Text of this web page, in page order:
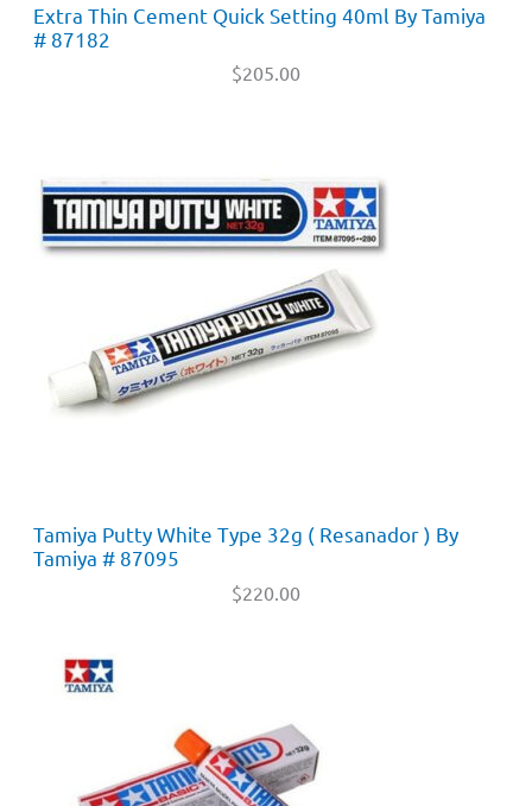
Extra Thin Cement Quick Setting 40ml By Tamiya
# 87182
$205.00
Tamiya Putty White Type 32g ( Resanador ) By
Tamiya # 87095
$220.00